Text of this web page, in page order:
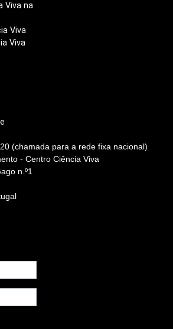
Viva na
Viva
Viva
(chamada para a rede fixa nacional)
- Centro Ciência Viva
n.º1